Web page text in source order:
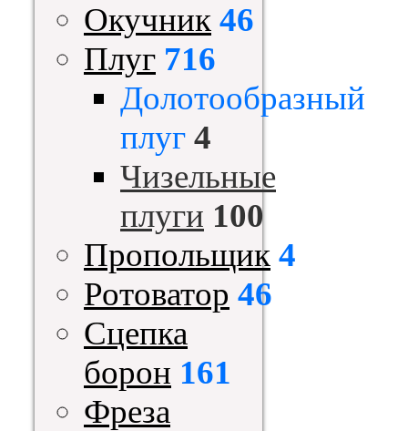
Окучник 46
Плуг 716
Долотообразный
плуг 4
Чизельные
плуги 100
Пропольщик 4
Ротоватор 46
Сцепка
борон 161
Фреза